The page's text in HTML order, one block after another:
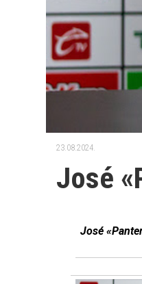
23.08.2024.
José
José